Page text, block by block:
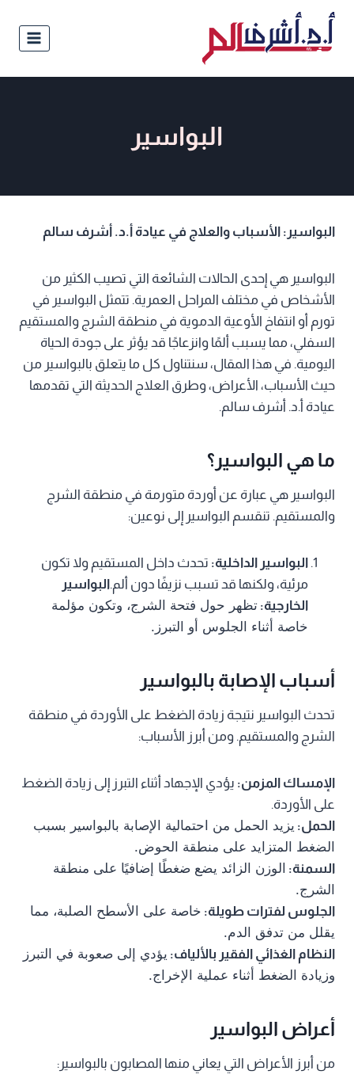
البواسير
البواسير: الأسباب والعلاج في عيادة أ.د. أشرف سالم
البواسير هي إحدى الحالات الشائعة التي تصيب الكثير من
الأشخاص في مختلف المراحل العمرية. تتمثل البواسير في
تورم أو انتفاخ الأوعية الدموية في منطقة الشرج والمستقيم
السفلي، مما يسبب ألمًا وانزعاجًا قد يؤثر على جودة الحياة
اليومية. في هذا المقال، سنتناول كل ما يتعلق بالبواسير من
حيث الأسباب، الأعراض، وطرق العلاج الحديثة التي تقدمها
عيادة أ.د. أشرف سالم.
ما هي البواسير؟
البواسير هي عبارة عن أوردة متورمة في منطقة الشرج
والمستقيم. تنقسم البواسير إلى نوعين:
البواسير الداخلية: تحدث داخل المستقيم ولا تكون
مرئية، ولكنها قد تسبب نزيفًا دون ألم.البواسير
الخارجية: تظهر حول فتحة الشرج، وتكون مؤلمة
خاصة أثناء الجلوس أو التبرز.
أسباب الإصابة بالبواسير
تحدث البواسير نتيجة زيادة الضغط على الأوردة في منطقة
الشرج والمستقيم. ومن أبرز الأسباب:
الإمساك المزمن: يؤدي الإجهاد أثناء التبرز إلى زيادة الضغط
على الأوردة.
الحمل: يزيد الحمل من احتمالية الإصابة بالبواسير بسبب
الضغط المتزايد على منطقة الحوض.
السمنة: الوزن الزائد يضع ضغطًا إضافيًا على منطقة
الشرج.
الجلوس لفترات طويلة: خاصة على الأسطح الصلبة، مما
يقلل من تدفق الدم.
النظام الغذائي الفقير بالألياف: يؤدي إلى صعوبة في التبرز
وزيادة الضغط أثناء عملية الإخراج.
أعراض البواسير
من أبرز الأعراض التي يعاني منها المصابون بالبواسير: